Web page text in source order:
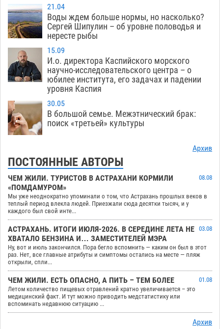
21.04
Воды ждем больше нормы, но насколько?
Сергей Шипулин – об уровне половодья и
нересте рыбы
15.09
И.о. директора Каспийского морского
научно-исследовательского центра – о
юбилее института, его задачах и падении
уровня Каспия
30.05
В большой семье. Межэтнический брак:
поиск «третьей» культуры
Архив
ПОСТОЯННЫЕ АВТОРЫ
ЧЕМ ЖИЛИ. ТУРИСТОВ В АСТРАХАНИ КОРМИЛИ
«ПОМДАМУРОМ»
08.08
Мы уже неоднократно упоминали о том, что Астрахань прошлых веков в
теплый период влекла людей. Приезжали сюда десятки тысяч, и у
каждого был свой инте...
АСТРАХАНЬ. ИТОГИ ИЮЛЯ-2026. В СЕРЕДИНЕ ЛЕТА НЕ
ХВАТАЛО БЕНЗИНА И… ЗАМЕСТИТЕЛЕЙ МЭРА
03.08
Ну, вот и июль закончился. Пора бегло вспомнить — каким он был в этот
раз. Нет, все главные атрибуты и симптомы остались на месте — пляж
открыли, спли...
ЧЕМ ЖИЛИ. ЕСТЬ ОПАСНО, А ПИТЬ – ТЕМ БОЛЕЕ
01.08
Летом количество пищевых отравлений кратно увеличивается – это
медицинский факт. И тут можно приводить медстатистику или
вспоминать недавнюю ситуацию ...
Архив